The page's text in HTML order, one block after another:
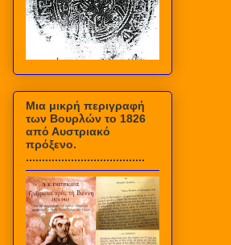
Mια μικρή περιγραφή
των Βουρλών το 1826
από Αυστριακό
πρόξενο.
.....................................